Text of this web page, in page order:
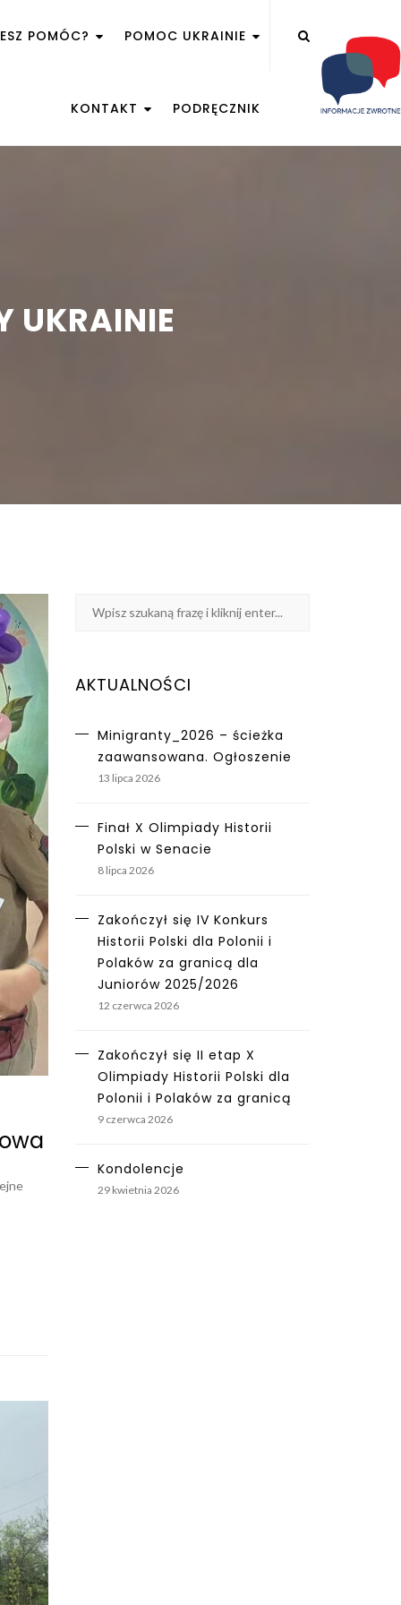
POMÓC? POMOC UKRAINIE
KONTAKT PODRĘCZNIK
UKRAINIE
AKTUALNOŚCI
Minigranty_2026 – ścieżka
zaawansowana. Ogłoszenie
13 lipca 2026
Finał X Olimpiady Historii
Polski w Senacie
8 lipca 2026
Zakończył się IV Konkurs
Historii Polski dla Polonii i
Polaków za granicą dla
Juniorów 2025/2026
12 czerwca 2026
Zakończył się II etap X
Olimpiady Historii Polski dla
Polonii i Polaków za granicą
9 czerwca 2026
Kondolencje
29 kwietnia 2026